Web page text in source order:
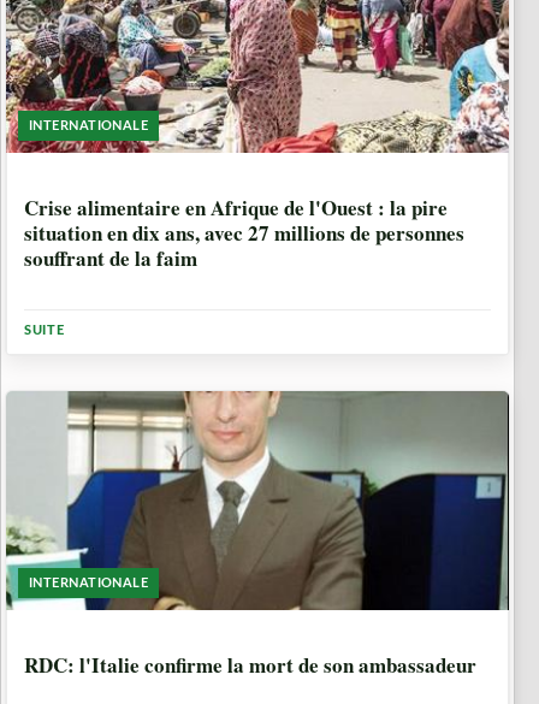
INTERNATIONALE
Crise alimentaire en Afrique de l'Ouest : la pire
situation en dix ans, avec 27 millions de personnes
souffrant de la faim
SUITE
INTERNATIONALE
RDC: l'Italie confirme la mort de son ambassadeur